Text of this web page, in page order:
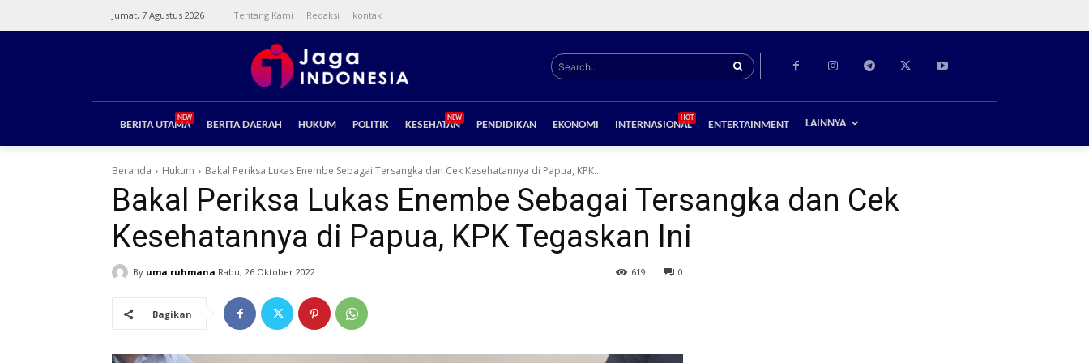
Jumat, 7 Agustus 2026 Tentang Kami Redaksi kontak
Search..
BERITA UTAMA
NEW
BERITA DAERAH HUKUM POLITIK KESEHATAN
NEW
PENDIDIKAN EKONOMI INTERNASIONAL
HOT
ENTERTAINMENT LAINNYA
Beranda Hukum Bakal Periksa Lukas Enembe Sebagai Tersangka dan Cek Kesehatannya di Papua, KPK...
Bakal Periksa Lukas Enembe Sebagai Tersangka dan Cek
Kesehatannya di Papua, KPK Tegaskan Ini
By uma ruhmana Rabu, 26 Oktober 2022 0
619
Bagikan